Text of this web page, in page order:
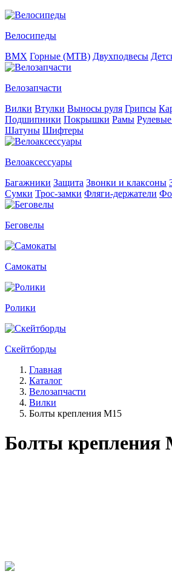
Велосипеды
BMX Горные (MTB) Двухподвесы
Велозапчасти
Вилки Втулки Выносы руля Грипсы
Подшипники Покрышки Рамы
Шатуны Шифтеры
Велоаксессуары
Багажники Защита Звонки и клаксоны
Сумки Трос-замки Фляги-держатели
Беговелы
Самокаты
Ролики
Скейтборды
Главная
Каталог
Велозапчасти
Вилки
Болты крепления M15
Болты крепления